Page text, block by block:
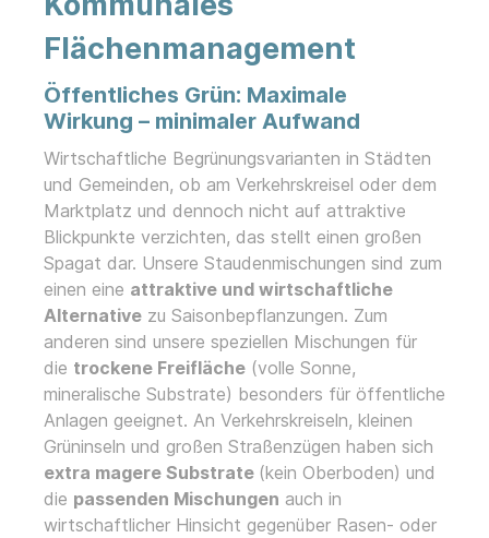
Flächenmanagement
Öffentliches Grün: Maximale
Wirkung – minimaler Aufwand
Wirtschaftliche Begrünungsvarianten in Städten
und Gemeinden, ob am Verkehrskreisel oder dem
Marktplatz und dennoch nicht auf attraktive
Blickpunkte verzichten, das stellt einen großen
Spagat dar. Unsere Staudenmischungen sind zum
einen eine attraktive und wirtschaftliche
Alternative zu Saisonbepflanzungen. Zum
anderen sind unsere speziellen Mischungen für
die trockene Freifläche (volle Sonne,
mineralische Substrate) besonders für öffentliche
Anlagen geeignet. An Verkehrskreiseln, kleinen
Grüninseln und großen Straßenzügen haben sich
extra magere Substrate (kein Oberboden) und
die passenden Mischungen auch in
wirtschaftlicher Hinsicht gegenüber Rasen- oder